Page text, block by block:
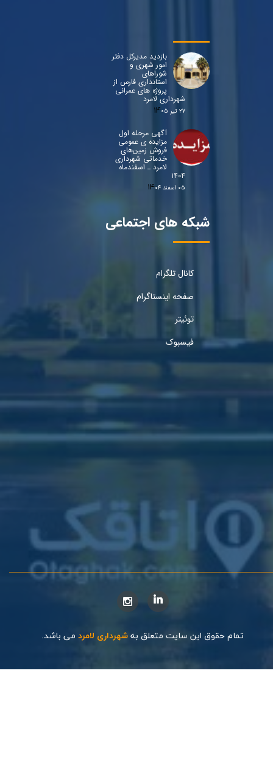
بازدید مدیرکل دفتر
امور شهری و
شوراهای
استانداری فارس از
پروژه های عمرانی
شهرداری لامرد
۲۷ تیر ۰۵
آگهی مرحله اول
مزایده ی عمومی
فروش زمین‌های
خدماتی شهرداری
لامرد ـ اسفندماه
۱۴۰۴
۰۵ اسفند ۰۴
شبکه های اجتماعی
کانال تلگرام
صفحه اینستاگرام
توئیتر
فیسبوک
تمام حقوق این سایت متعلق به شهرداری لامرد می باشد.